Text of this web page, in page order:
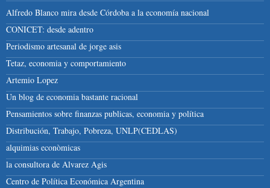
Alfredo Blanco mira desde Córdoba a la economía nacional
CONICET: desde adentro
Periodismo artesanal de jorge asis
Tetaz, economia y comportamiento
Artemio Lopez
Un blog de economia bastante racional
Pensamientos sobre finanzas publicas, economia y política
Distribución, Trabajo, Pobreza, UNLP(CEDLAS)
alquimias econòmicas
la consultora de Alvarez Agis
Centro de Política Económica Argentina